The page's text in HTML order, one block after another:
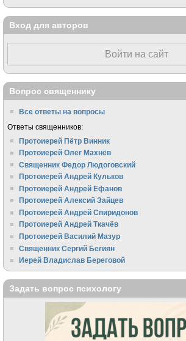
Вход для авторов
Войти на сайт
Вопрос священнику
Все ответы на вопросы
Ответы священников:
Протоиерей Пётр Винник
Протоиерей Олег Махнёв
Священник Федор Людоговский
Протоиерей Андрей Кульков
Протоиерей Андрей Ефанов
Протоиерей Алексий Зайцев
Протоиерей Андрей Спиридонов
Протоиерей Андрей Ткачёв
Протоиерей Василий Мазур
Священник Сергий Бегиян
Иерей Владислав Береговой
Задать вопрос психологу